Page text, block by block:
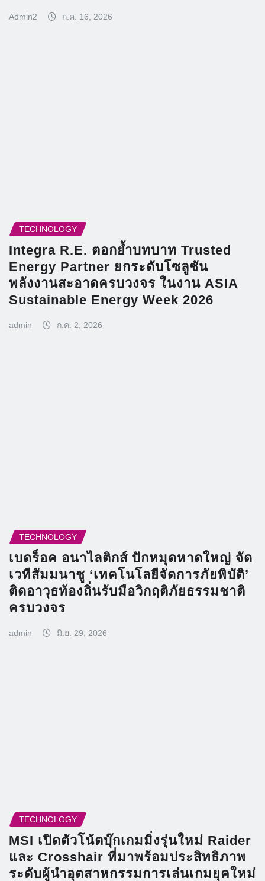
Admin2 ก.ค. 16, 2026
TECHNOLOGY
Integra R.E. ตอกย้ำบทบาท Trusted
Energy Partner ยกระดับโซลูชัน
พลังงานสะอาดครบวงจร ในงาน ASIA
Sustainable Energy Week 2026
admin ก.ค. 2, 2026
TECHNOLOGY
เบดร็อค อนาไลติกส์ ปักหมุดหาดใหญ่ จัด
เวทีสัมมนาชู ‘เทคโนโลยีจัดการภัยพิบัติ’
ติดอาวุธท้องถิ่นรับมือวิกฤติภัยธรรมชาติ
ครบวงจร
admin มิ.ย. 29, 2026
TECHNOLOGY
MSI เปิดตัวโน้ตบุ๊กเกมมิ่งรุ่นใหม่ Raider
และ Crosshair ที่มาพร้อมประสิทธิภาพ
ระดับผู้นำอุตสาหกรรมการเล่นเกมยุคใหม่